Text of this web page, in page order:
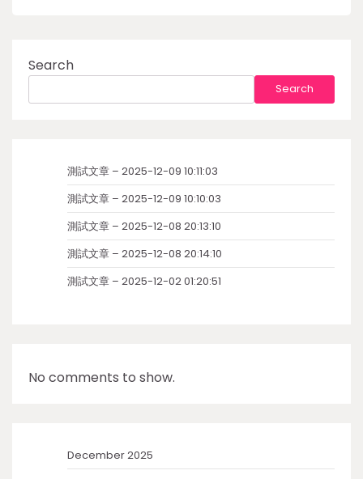
Search
Search
測試文章 – 2025-12-09 10:11:03
測試文章 – 2025-12-09 10:10:03
測試文章 – 2025-12-08 20:13:10
測試文章 – 2025-12-08 20:14:10
測試文章 – 2025-12-02 01:20:51
No comments to show.
December 2025